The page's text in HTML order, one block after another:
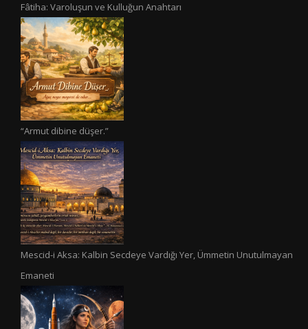
Fâtiha: Varoluşun ve Kulluğun Anahtarı
“Armut dibine düşer.”
Mescid-i Aksa: Kalbin Secdeye Vardığı Yer, Ümmetin Unutulmayan
Emaneti